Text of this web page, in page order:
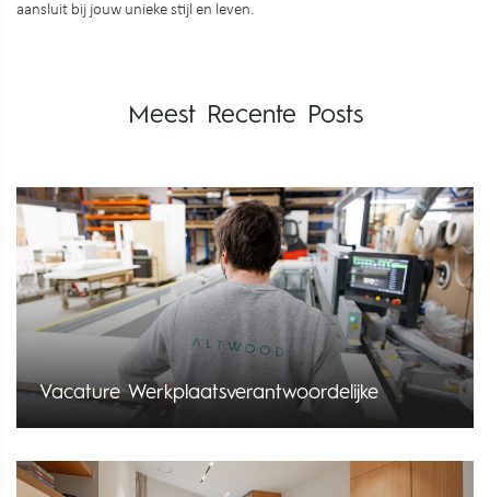
aansluit bij jouw unieke stijl en leven.
Meest Recente Posts
Vacature Werkplaatsverantwoordelijke